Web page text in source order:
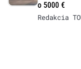
o 5000 €
Redakcia